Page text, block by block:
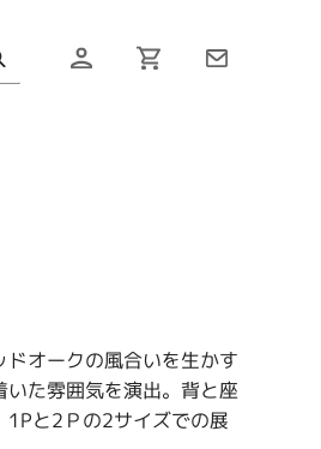
オークの風合いを生かす
た雰囲気を演出。背と座
1Pと2Ｐの2サイズでの展